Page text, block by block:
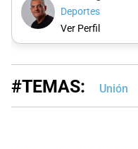
Deportes
Ver Perfil
#TEMAS: Unión